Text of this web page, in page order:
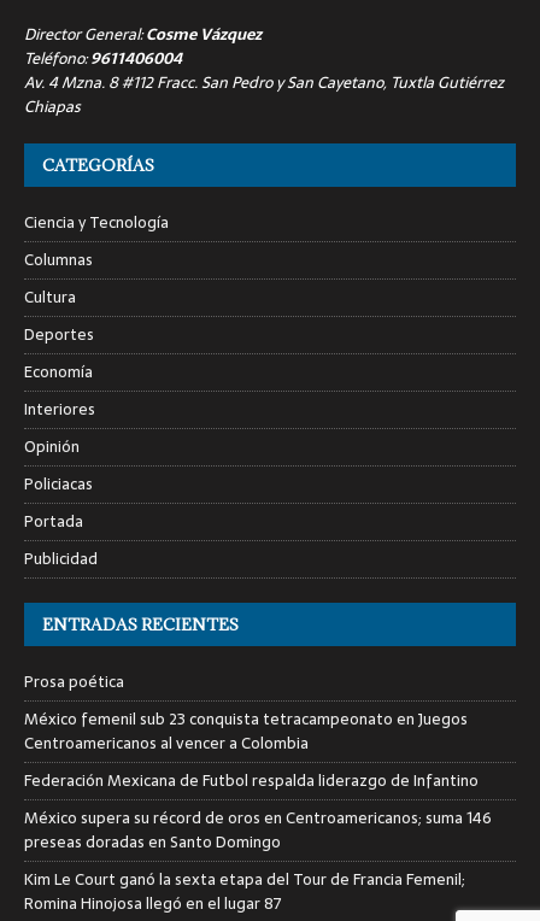
Director General:Cosme Vázquez
Teléfono:9611406004
Av. 4 Mzna. 8 #112 Fracc. San Pedro y San Cayetano, Tuxtla Gutiérrez
Chiapas
CATEGORÍAS
Ciencia y Tecnología
Columnas
Cultura
Deportes
Economía
Interiores
Opinión
Policiacas
Portada
Publicidad
ENTRADAS RECIENTES
Prosa poética
México femenil sub 23 conquista tetracampeonato en Juegos
Centroamericanos al vencer a Colombia
Federación Mexicana de Futbol respalda liderazgo de Infantino
México supera su récord de oros en Centroamericanos; suma 146
preseas doradas en Santo Domingo
Kim Le Court ganó la sexta etapa del Tour de Francia Femenil;
Romina Hinojosa llegó en el lugar 87